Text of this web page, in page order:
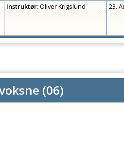
Instruktør:Oliver Krigslund 23.
(06)